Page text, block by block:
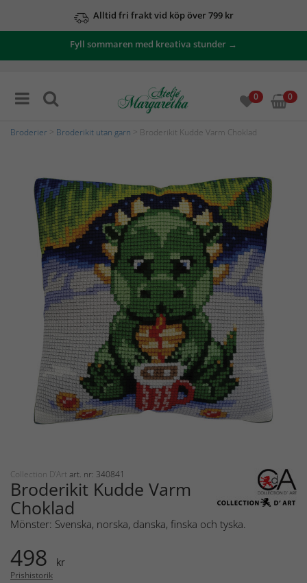
Alltid fri frakt vid köp över 799 kr
Fyll sommaren med kreativa stunder →
0 0
Broderier Broderikit utan garn > Broderikit Kudde Varm Choklad
Collection D'Art art. nr: 340841
Broderikit Kudde Varm
Choklad
Mönster: Svenska, norska, danska, finska och tyska.
498 kr
Prishistorik